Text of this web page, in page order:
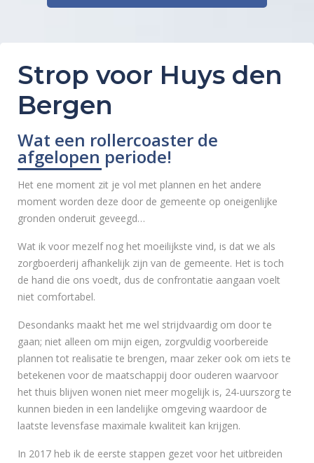
Strop voor Huys den
Bergen
Wat een rollercoaster de
afgelopen periode!
Het ene moment zit je vol met plannen en het andere
moment worden deze door de gemeente op oneigenlijke
gronden onderuit geveegd…
Wat ik voor mezelf nog het moeilijkste vind, is dat we als
zorgboerderij afhankelijk zijn van de gemeente. Het is toch
de hand die ons voedt, dus de confrontatie aangaan voelt
niet comfortabel.
Desondanks maakt het me wel strijdvaardig om door te
gaan; niet alleen om mijn eigen, zorgvuldig voorbereide
plannen tot realisatie te brengen, maar zeker ook om iets te
betekenen voor de maatschappij door ouderen waarvoor
het thuis blijven wonen niet meer mogelijk is, 24-uurszorg te
kunnen bieden in een landelijke omgeving waardoor de
laatste levensfase maximale kwaliteit kan krijgen.
In 2017 heb ik de eerste stappen gezet voor het uitbreiden